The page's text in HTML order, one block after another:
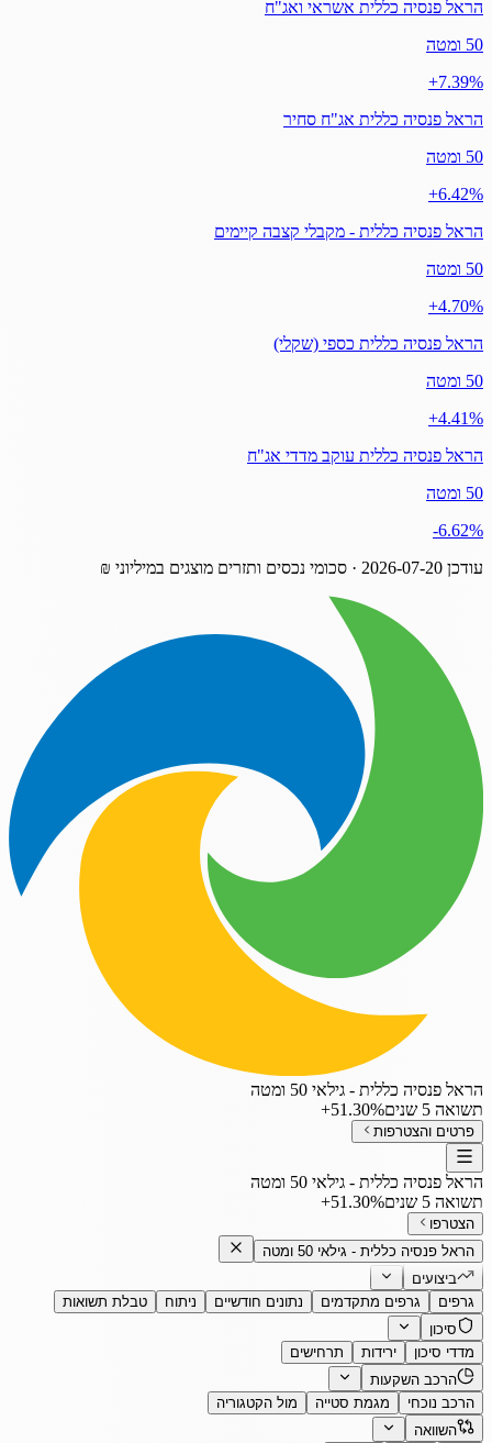
הראל פנסיה כללית אשראי ואג"ח
50 ומטה
‎+7.39%
הראל פנסיה כללית אג"ח סחיר
50 ומטה
‎+6.42%
הראל פנסיה כללית - מקבלי קצבה קיימים
50 ומטה
‎+4.70%
הראל פנסיה כללית כספי (שקלי)
50 ומטה
‎+4.41%
הראל פנסיה כללית עוקב מדדי אג"ח
50 ומטה
‎-6.62%
עודכן 2026-07-20 · סכומי נכסים ותזרים מוצגים במיליוני ₪
הראל פנסיה כללית - גילאי 50 ומטה
תשואה 5 שנים
‎+51.30%
פרטים והצטרפות
הראל פנסיה כללית - גילאי 50 ומטה
תשואה 5 שנים
‎+51.30%
הצטרפו
הראל פנסיה כללית - גילאי 50 ומטה
ביצועים
גרפים
גרפים מתקדמים נתונים חודשיים ניתוח
טבלת תשואות
סיכון
מדדי סיכון
ירידות
תרחישים
הרכב השקעות
הרכב נוכחי
מגמת סטייה
מול הקטגוריה
השוואה